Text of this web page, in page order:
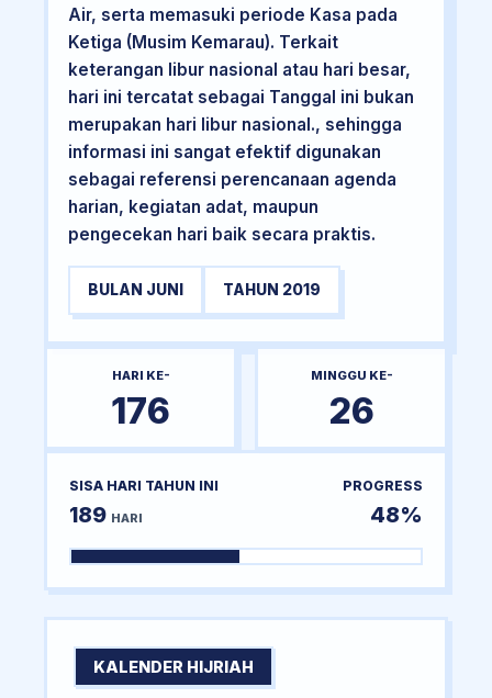
Air, serta memasuki periode Kasa pada
Ketiga (Musim Kemarau). Terkait
keterangan libur nasional atau hari besar,
hari ini tercatat sebagai Tanggal ini bukan
merupakan hari libur nasional., sehingga
informasi ini sangat efektif digunakan
sebagai referensi perencanaan agenda
harian, kegiatan adat, maupun
pengecekan hari baik secara praktis.
BULAN JUNI TAHUN 2019
HARI KE-
176
MINGGU KE-
26
SISA HARI TAHUN INI
189 HARI
PROGRESS
48%
KALENDER HIJRIAH